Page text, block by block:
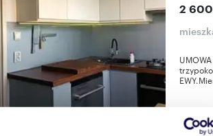
2